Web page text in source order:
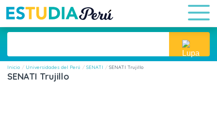
Inicio Universidades del Perú SENATI SENATI Trujillo
SENATI Trujillo